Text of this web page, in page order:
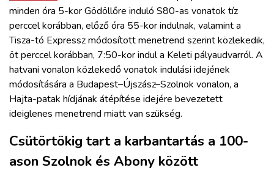
minden óra 5-kor Gödöllőre induló S80-as vonatok tíz
perccel korábban, előző óra 55-kor indulnak, valamint a
Tisza-tó Expressz módosított menetrend szerint közlekedik,
öt perccel korábban, 7:50-kor indul a Keleti pályaudvarról. A
hatvani vonalon közlekedő vonatok indulási idejének
módosítására a Budapest–Újszász–Szolnok vonalon, a
Hajta-patak hídjának átépítése idejére bevezetett
ideiglenes menetrend miatt van szükség.
Csütörtökig tart a karbantartás a 100-
ason Szolnok és Abony között